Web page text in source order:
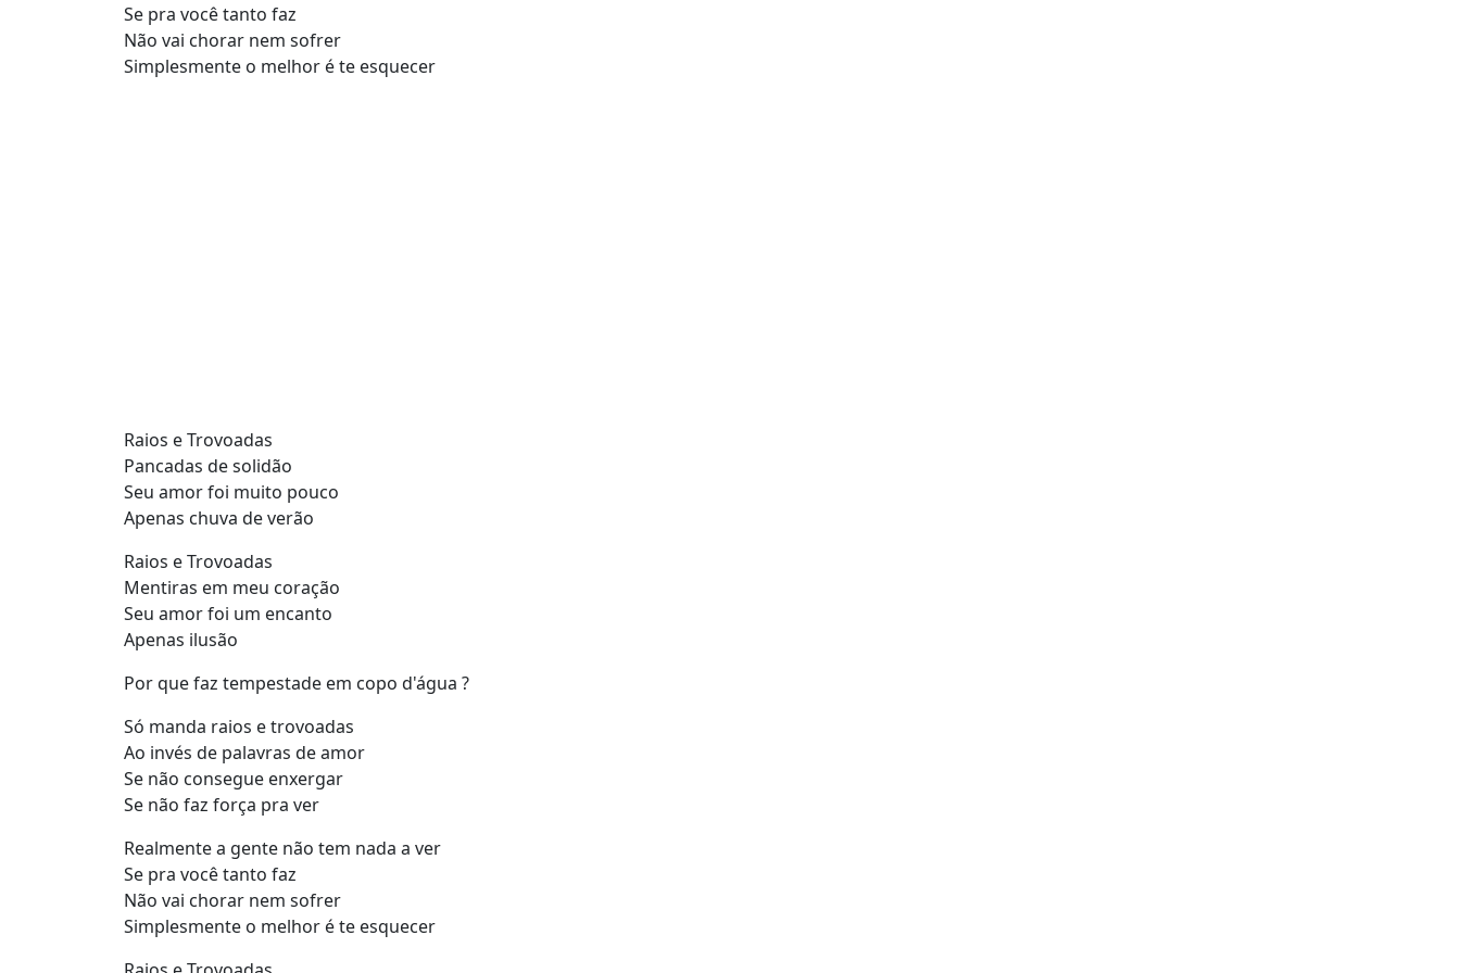
Se pra você tanto faz
Não vai chorar nem sofrer
Simplesmente o melhor é te esquecer
Raios e Trovoadas
Pancadas de solidão
Seu amor foi muito pouco
Apenas chuva de verão
Raios e Trovoadas
Mentiras em meu coração
Seu amor foi um encanto
Apenas ilusão
Por que faz tempestade em copo d'água ?
Só manda raios e trovoadas
Ao invés de palavras de amor
Se não consegue enxergar
Se não faz força pra ver
Realmente a gente não tem nada a ver
Se pra você tanto faz
Não vai chorar nem sofrer
Simplesmente o melhor é te esquecer